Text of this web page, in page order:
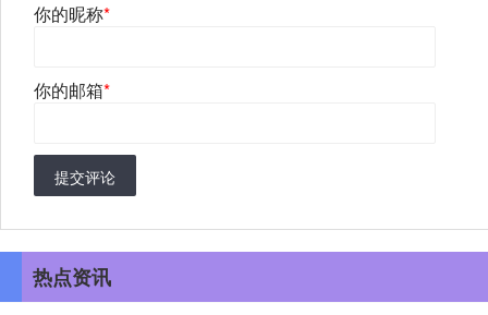
你的昵称*
你的邮箱*
提交评论
热点资讯